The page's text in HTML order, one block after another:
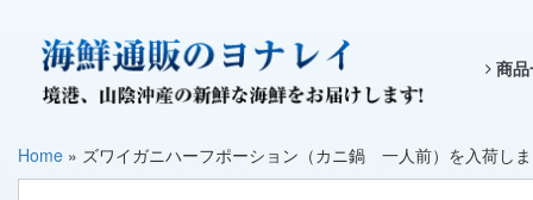
商
Home » ズワイガニハーフポーション（カニ鍋 一人前）を入荷し